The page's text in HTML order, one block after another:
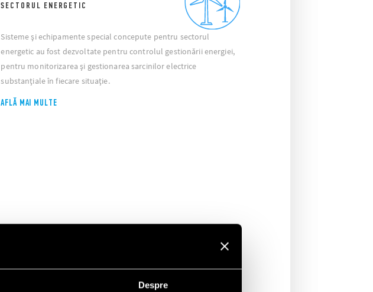
Despre
SECTORUL ENERGETIC
Sisteme și echipamente special concepute pentru sectorul
energetic au fost dezvoltate pentru controlul gestionării energiei,
pentru monitorizarea și gestionarea sarcinilor electrice
substanțiale în fiecare situație.
AFLĂ MAI MULTE